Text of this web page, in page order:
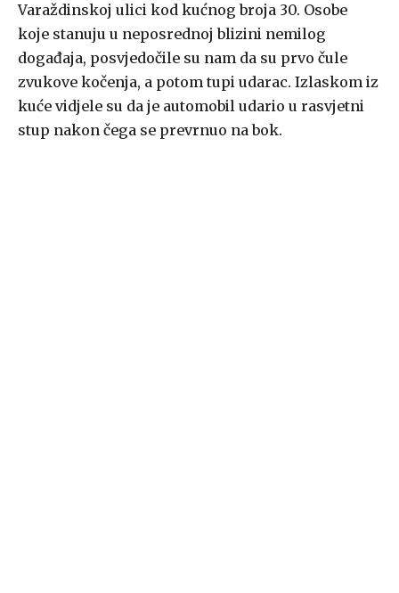
Varaždinskoj ulici kod kućnog broja 30. Osobe
koje stanuju u neposrednoj blizini nemilog
događaja, posvjedočile su nam da su prvo čule
zvukove kočenja, a potom tupi udarac. Izlaskom iz
kuće vidjele su da je automobil udario u rasvjetni
stup nakon čega se prevrnuo na bok.